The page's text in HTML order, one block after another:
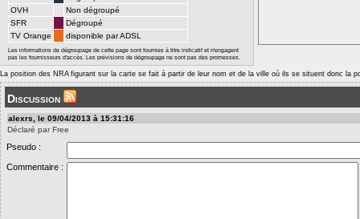
OVH
Non dégroupé
SFR
Dégroupé
TV Orange
disponible par ADSL
Les informations de dégroupage de cette page sont fournies à titre indicatif et n'engagent
pas les fournisseurs d'accès. Les prévisions de dégroupage ne sont pas des promesses.
La position des NRA figurant sur la carte se fait à partir de leur nom et de la ville où ils se situent donc la
Discussion
alexrs, le 09/04/2013 à 15:31:16
Déclaré par Free
Pseudo :
Commentaire :